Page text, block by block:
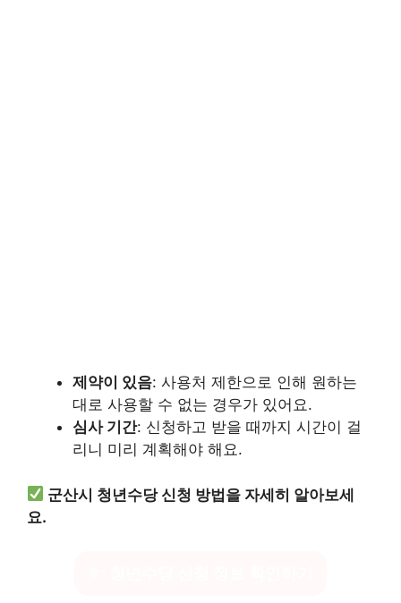
제약이 있음: 사용처 제한으로 인해 원하는
대로 사용할 수 없는 경우가 있어요.
심사 기간: 신청하고 받을 때까지 시간이 걸
리니 미리 계획해야 해요.
군산시 청년수당 신청 방법을 자세히 알아보세
요.